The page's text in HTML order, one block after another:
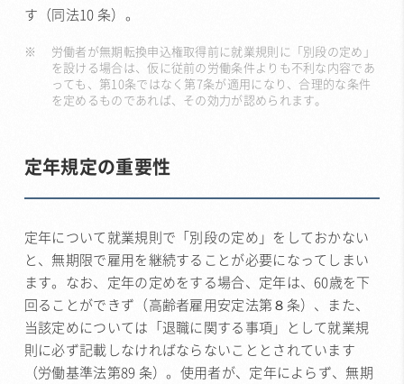
す（同法10 条）。
労働者が無期転換申込権取得前に就業規則に「別段の定め」
を設ける場合は、仮に従前の労働条件よりも不利な内容であ
っても、第10条ではなく第7条が適用になり、合理的な条件
を定めるものであれば、その効力が認められます。
定年規定の重要性
定年について就業規則で「別段の定め」をしておかない
と、無期限で雇用を継続することが必要になってしまい
ます。なお、定年の定めをする場合、定年は、60歳を下
回ることができず（高齢者雇用安定法第８条）、また、
当該定めについては「退職に関する事項」として就業規
則に必ず記載しなければならないこととされています
（労働基準法第89 条）。使用者が、定年によらず、無期